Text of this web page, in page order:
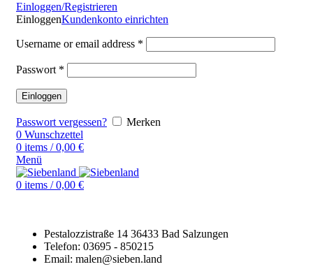
Einloggen/Registrieren
EinloggenKundenkonto einrichten
Username or email address *
Passwort *
Einloggen
Passwort vergessen?
Merken
0 Wunschzettel
0 items / 0,00 €
Menü
0 items / 0,00 €
Pestalozzistraße 14 36433 Bad Salzungen
Telefon: 03695 - 850215
Email: malen@sieben.land